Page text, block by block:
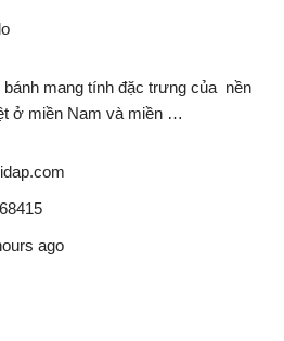
bánh mang tính đặc trưng của nền
ở miền Nam và miền …
ago